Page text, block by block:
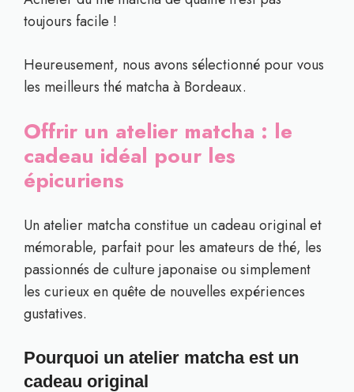
toujours facile !
Heureusement, nous avons sélectionné pour vous
les meilleurs thé matcha à Bordeaux.
Offrir un atelier matcha : le
cadeau idéal pour les
épicuriens
Un atelier matcha constitue un cadeau original et
mémorable, parfait pour les amateurs de thé, les
passionnés de culture japonaise ou simplement
les curieux en quête de nouvelles expériences
gustatives.
Pourquoi un atelier matcha est un
cadeau original